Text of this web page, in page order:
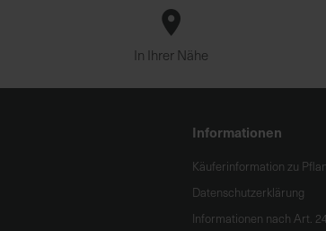
In Ihrer Nähe
Informationen
Käuferinformation zu
Datenschutzerklärung
Informationen nach Art.